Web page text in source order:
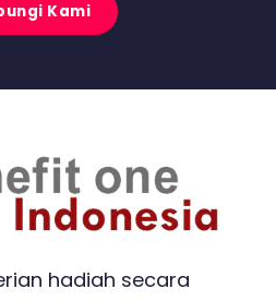
Kami
hadiah secara